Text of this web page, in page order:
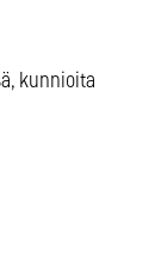
kunnioita